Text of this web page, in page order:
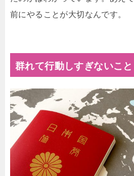
前にやることが大切なんです。
群れて行動しすぎないこと